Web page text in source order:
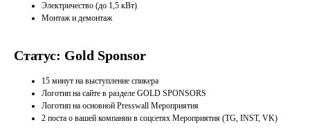
Электричество (до 1,5 кВт)
Монтаж и демонтаж
Статус: Gold Sponsor
15 минут на выступление спикера
Логотип на сайте в разделе GOLD SPONSORS
Логотип на основной Presswall Мероприятия
2 поста о вашей компании в соцсетях Мероприятия (TG, INST, VK)